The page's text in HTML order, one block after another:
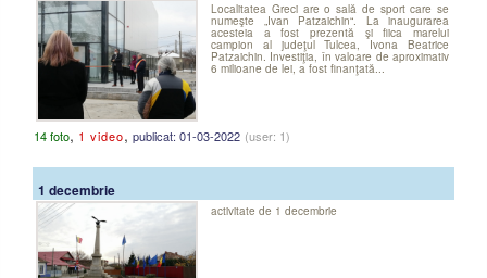
Localitatea Greci are o sală de sport care se
numeşte „Ivan Patzaichin“. La inaugurarea
acesteia a fost prezentă şi fiica marelui
campion al judeţul Tulcea, Ivona Beatrice
Patzaichin. Investiţia, în valoare de aproximativ
6 milioane de lei, a fost finanţată...
14 foto, 1 video, publicat: 01-03-2022 (user: 1)
1 decembrie
activitate de 1 decembrie